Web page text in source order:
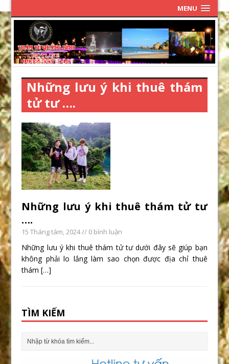
MENU
Những lưu ý khi thuê thám
tử tư ….
Những lưu ý khi thuê thám tử tư
….
15 Tháng tám, 2024// 0 bình luận
Những lưu ý khi thuê thám tử tư dưới đây sẽ giúp bạn
không phải lo lắng làm sao chọn được địa chỉ thuê
thám[…]
TÌM KIẾM